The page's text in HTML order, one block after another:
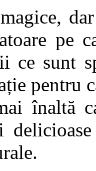
pe
ce sunt
pentru
înaltă